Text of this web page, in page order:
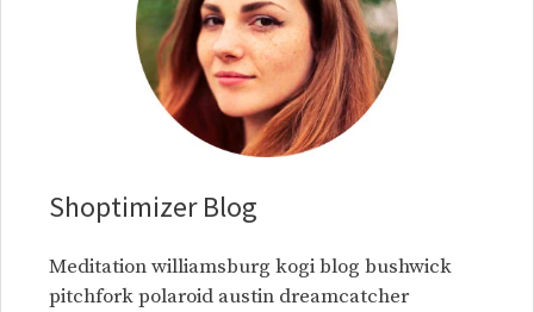
Shoptimizer Blog
Meditation williamsburg kogi blog bushwick
pitchfork polaroid austin dreamcatcher